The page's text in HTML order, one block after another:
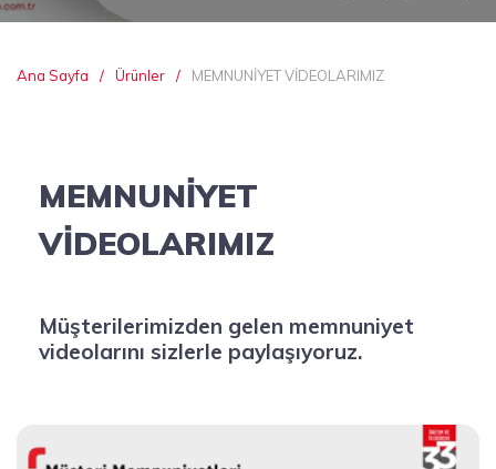
Ana Sayfa Ürünler MEMNUNİYET VİDEOLARIMIZ
MEMNUNİYET
VİDEOLARIMIZ
Müşterilerimizden gelen memnuniyet
videolarını sizlerle paylaşıyoruz.